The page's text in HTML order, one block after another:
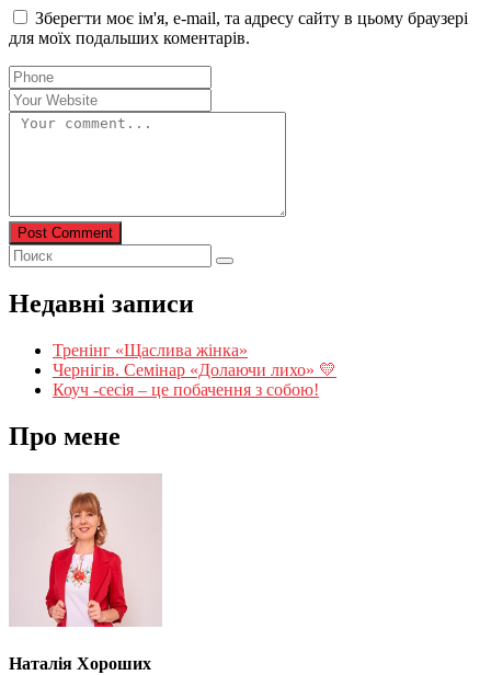
Зберегти моє ім'я, e-mail, та адресу сайту в цьому браузері
для моїх подальших коментарів.
Post Comment
Недавні записи
Тренінг «Щаслива жінка»
Чернігів. Семінар «Долаючи лихо» 💛
Коуч -сесія – це побачення з собою!
Про мене
Наталія Хороших